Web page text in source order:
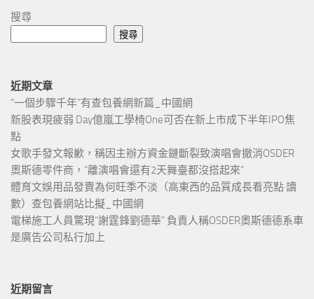
搜尋
搜尋
近期文章
“一個步驟千年”有查包養網新篇_中國網
新股表現疲弱 Day億嵐工學椅One可否在新上市成下半年IPO焦
點
女歌手發文報歉，稱因主辦方資金鏈斷裂致演唱會撤消OSDER
奧斯德零件商，“離演唱會還有2天舞臺都沒搭起來”
體育文娛用品發賣為何旺季不淡（高東西的品質成長看亮點·讀
數）查包養網站比擬_中國網
電梯施工人員驚現“謝霆鋒劉德華” 負責人稱OSDER奧斯德德系車
是廣告公司私行加上
近期留言